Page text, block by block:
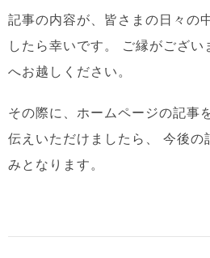
記事の内容が、皆さまの日々の
したら幸いです。
ご縁がござい
へお越しください。
その際に、ホームページの記事
伝えいただけましたら、
今後の
みとなります。